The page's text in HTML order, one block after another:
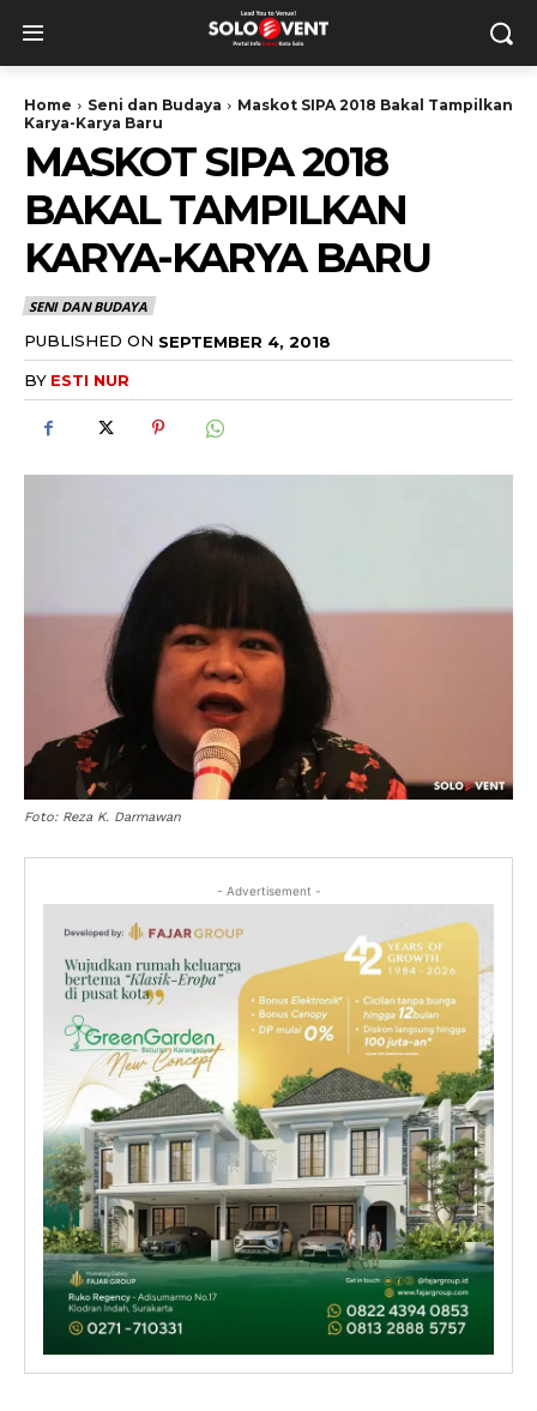
Home Seni dan Budaya
Maskot SIPA 2018 Bakal Tampilkan
Karya-Karya Baru
MASKOT SIPA 2018
BAKAL TAMPILKAN
KARYA-KARYA BARU
SENI DAN BUDAYA
PUBLISHED ON SEPTEMBER 4, 2018
BY ESTI NUR
Foto: Reza K. Darmawan
- Advertisement -